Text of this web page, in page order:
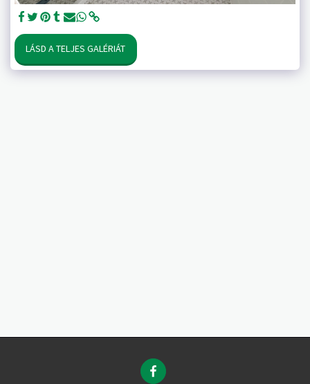
LÁSD A TELJES GALÉRIÁT